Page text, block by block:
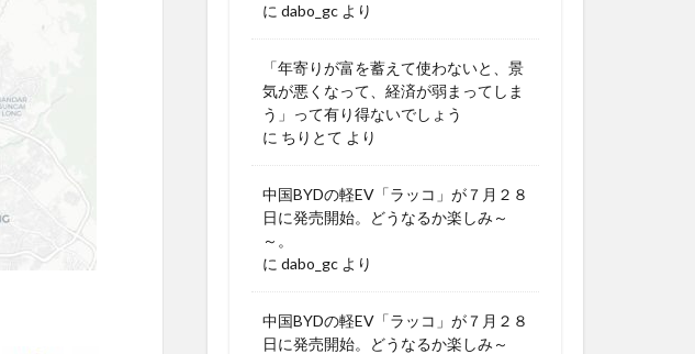
に dabo_gc より
「年寄りが富を蓄えて使わないと、景
気が悪くなって、経済が弱まってしま
う」って有り得ないでしょう
に ちりとて より
中国BYDの軽EV「ラッコ」が７月２８
日に発売開始。どうなるか楽しみ～
～。
に dabo_gc より
中国BYDの軽EV「ラッコ」が７月２８
日に発売開始。どうなるか楽しみ～